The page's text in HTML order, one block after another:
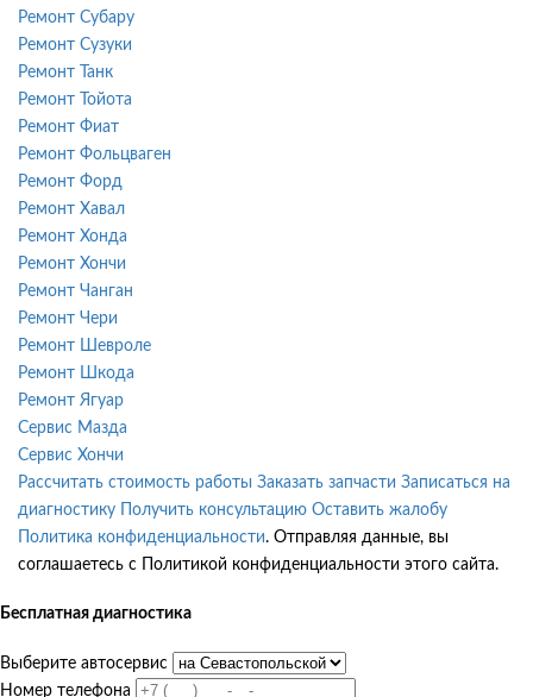
Ремонт Субару
Ремонт Сузуки
Ремонт Танк
Ремонт Тойота
Ремонт Фиат
Ремонт Фольцваген
Ремонт Форд
Ремонт Хавал
Ремонт Хонда
Ремонт Хончи
Ремонт Чанган
Ремонт Чери
Ремонт Шевроле
Ремонт Шкода
Ремонт Ягуар
Сервис Мазда
Сервис Хончи
Рассчитать стоимость работы Заказать запчасти Записаться на
диагностику
Получить консультацию Оставить жалобу
Политика конфиденциальности. Отправляя данные, вы
соглашаетесь с Политикой конфиденциальности этого сайта.
Бесплатная диагностика
Выберите автосервис
Номер телефона